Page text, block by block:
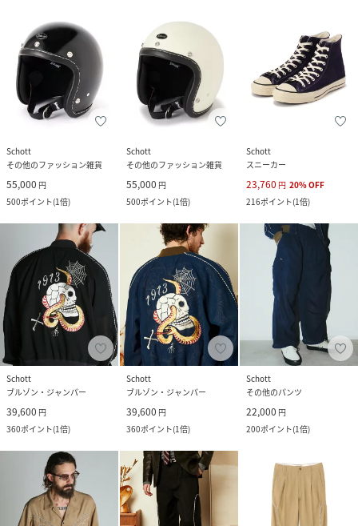
Schott
その他のファッション雑貨
55,000 円
500ポイント(1倍)
Schott
その他のファッション雑貨
55,000 円
500ポイント(1倍)
Schott
スニーカー
23,760 円 20%OFF
216ポイント(1倍)
Schott
ブルゾン・ジャンパー
39,600 円
360ポイント(1倍)
Schott
ブルゾン・ジャンパー
39,600 円
360ポイント(1倍)
Schott
その他のパンツ
22,000 円
200ポイント(1倍)